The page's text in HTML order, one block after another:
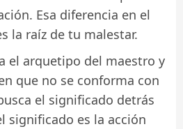
Esa diferencia en el
la raíz de tu malestar.
el arquetipo del maestro y
que no se conforma con
el significado detrás
significado es la acción